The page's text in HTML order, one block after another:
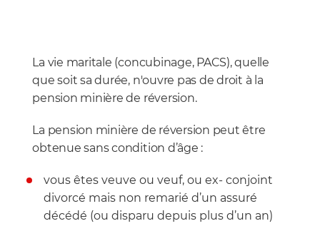
La vie maritale (concubinage, PACS), quelle
que soit sa durée, n'ouvre pas de droit à la
pension minière de réversion.
La pension minière de réversion peut être
obtenue sans condition d’âge :
vous êtes veuve ou veuf, ou ex- conjoint
divorcé mais non remarié d’un assuré
décédé (ou disparu depuis plus d’un an)